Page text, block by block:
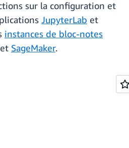
sur la configuration et
JupyterLab et
instances de bloc-notes
et SageMaker.